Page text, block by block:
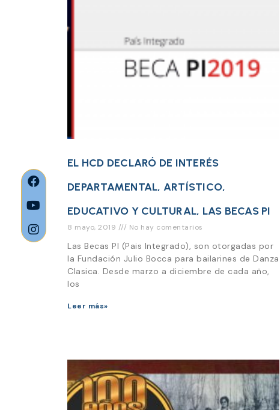
EL HCD DECLARÓ DE INTERÉS
DEPARTAMENTAL, ARTÍSTICO,
EDUCATIVO Y CULTURAL, LAS BECAS PI
8 mayo, 2019 No hay comentarios
Las Becas PI (Pais Integrado), son otorgadas por
la Fundación Julio Bocca para bailarines de Danza
Clasica. Desde marzo a diciembre de cada año,
los
Leer más»